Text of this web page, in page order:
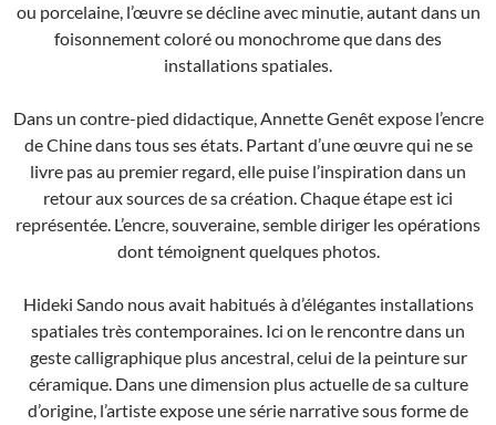
ou porcelaine, l’œuvre se décline avec minutie, autant dans un
foisonnement coloré ou monochrome que dans des
installations spatiales.
Dans un contre-pied didactique, Annette Genêt expose l’encre
de Chine dans tous ses états. Partant d’une œuvre qui ne se
livre pas au premier regard, elle puise l’inspiration dans un
retour aux sources de sa création. Chaque étape est ici
représentée. L’encre, souveraine, semble diriger les opérations
dont témoignent quelques photos.
Hideki Sando nous avait habitués à d’élégantes installations
spatiales très contemporaines. Ici on le rencontre dans un
geste calligraphique plus ancestral, celui de la peinture sur
céramique. Dans une dimension plus actuelle de sa culture
d’origine, l’artiste expose une série narrative sous forme de